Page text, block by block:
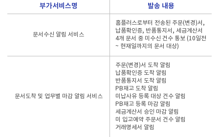
부가서비스명 발송 내용
문서수신 알림 서비스
홈플러스로부터 전송된 주문(변경)서,
납품확인증, 반품통지서, 세금계산서
4개 문서 중 미수신 건수 통보 (10일전
~ 현재일까지의 문서 대상)
문서도착 및 업무별 마감 알림 서비스
주문(변경)서 도착 알림
납품확인증 도착 알림
반품통지서 도착 알림
PB재고 도착 알림
미납사유 등록 대상 건수 알림
PB재고 등록 마감 알림
세금계산서 승인 마감 알림
미 입고예약 주문서 건수 알림
거래명세서 알림